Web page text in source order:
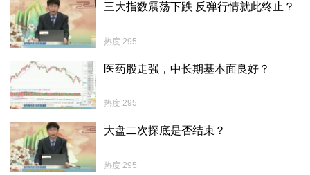
三大指数震荡下跌 反弹行情就此终止？
热度 295
医药股走强，中长期基本面良好？
热度 295
大盘二次探底是否结束？
热度 295